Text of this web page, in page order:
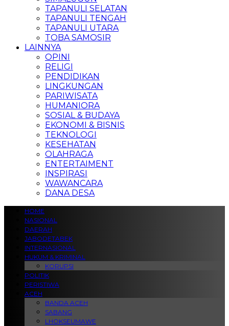
TAPANULI SELATAN
TAPANULI TENGAH
TAPANULI UTARA
TOBA SAMOSIR
LAINNYA
OPINI
RELIGI
PENDIDIKAN
LINGKUNGAN
PARIWISATA
HUMANIORA
SOSIAL & BUDAYA
EKONOMI & BISNIS
TEKNOLOGI
KESEHATAN
OLAHRAGA
ENTERTAIMENT
INSPIRASI
WAWANCARA
DANA DESA
HOME
NASIONAL
DAERAH
JABODETABEK
INTERNASIONAL
HUKUM & KRIMINAL
KORUPSI
POLITIK
PERISTIWA
ACEH
BANDA ACEH
SABANG
LHOKSEUMAWE